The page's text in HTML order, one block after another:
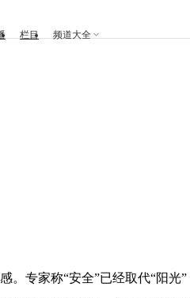
栏目 频道大全
家称“安全”已经取代“阳光”